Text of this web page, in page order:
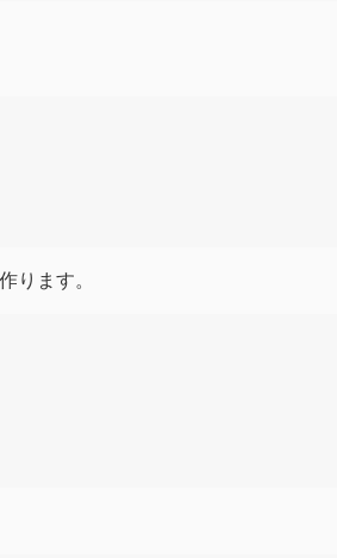
ります。